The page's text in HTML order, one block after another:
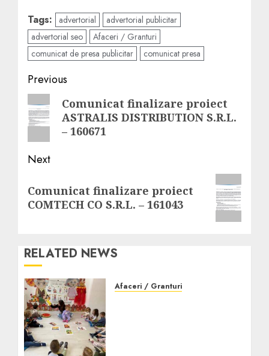
Tags: advertorial
advertorial publicitar
advertorial seo
Afaceri / Granturi
comunicat de presa publicitar
comunicat presa
Post
navigation
Previous
Previous
post:
Comunicat finalizare proiect
ASTRALIS DISTRIBUTION S.R.L.
– 160671
Next
post:
Comunicat finalizare proiect
COMTECH CO S.R.L. – 161043
RELATED NEWS
Afaceri / Granturi